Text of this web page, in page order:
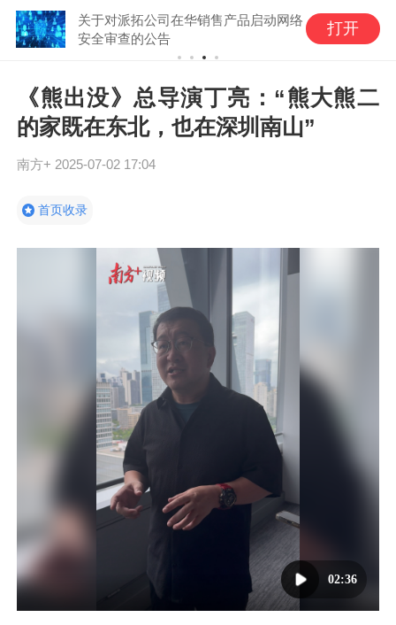
关于对派拓公司在华销售产品启动网络
安全审查的公告
打开
《熊出没》总导演丁亮：“熊大熊二
的家既在东北，也在深圳南山”
南方+ 2025-07-02 17:04
首页收录
02:36